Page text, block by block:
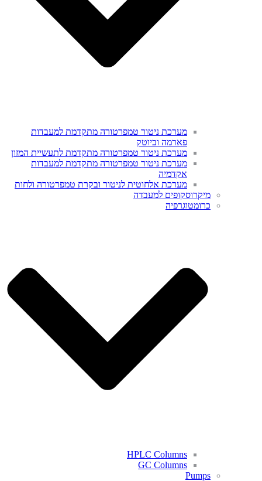
מערכת ניטור טמפרטורה מתקדמת למעבדות
פארמה וביוטק
מערכת ניטור טמפרטורה מתקדמת לתעשיית המזון
מערכת ניטור טמפרטורה מתקדמת למעבדות
אקדמיה
מערכת אלחוטית לניטור ובקרת טמפרטורה ולחות
מיקרוסקופים למעבדה
כרומטוגרפיה
HPLC Columns
GC Columns
Pumps